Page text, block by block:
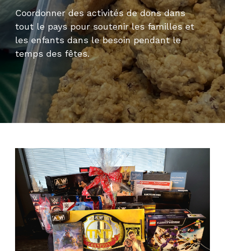
Coordonner des activités de dons dans
tout le pays pour soutenir les familles et
les enfants dans le besoin pendant le
temps des fêtes.